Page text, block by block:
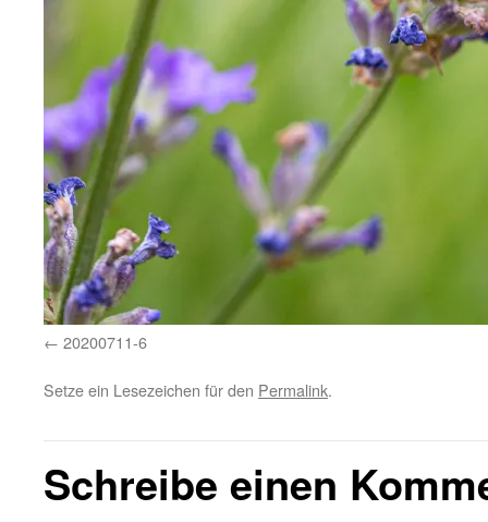
20200711-6
Setze ein Lesezeichen für den Permalink.
Schreibe einen